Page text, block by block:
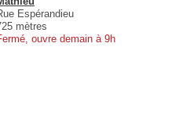
Espérandieu
mètres
ouvre demain à 9h